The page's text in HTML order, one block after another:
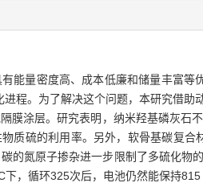
能量密度高、成本低廉和储量丰富
进程。为了解决这个问题，本研究借
膜涂层。研究表明，纳米羟基磷灰石
质硫的利用率。另外，软骨基碳复
的氮原子掺杂进一步限制了多硫化物
下，循环325次后，电池仍然能保持815